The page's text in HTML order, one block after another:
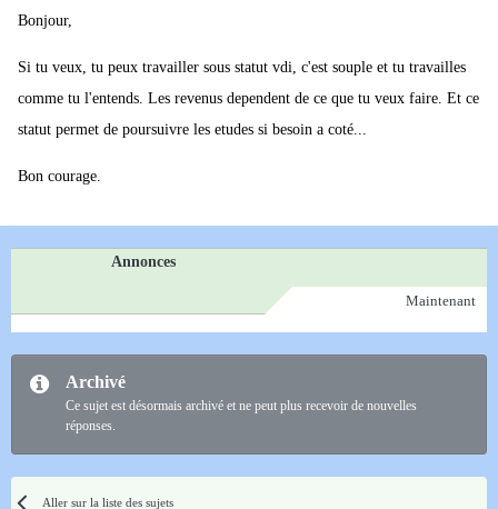
Bonjour,
Si tu veux, tu peux travailler sous statut vdi, c'est souple et tu travailles
comme tu l'entends. Les revenus dependent de ce que tu veux faire. Et ce
statut permet de poursuivre les etudes si besoin a coté...
Bon courage.
Annonces
Maintenant
Archivé
Ce sujet est désormais archivé et ne peut plus recevoir de nouvelles
réponses.
Aller sur la liste des sujets